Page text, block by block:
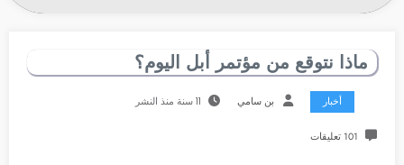
ماذا نتوقع من مؤتمر أبل اليوم؟
أخبار بن سامي 11 سنة منذ النشر
101 تعليقات